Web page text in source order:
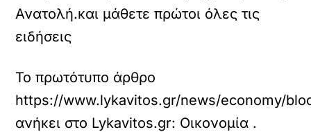
Ανατολή.και μάθετε πρώτοι όλες τις
ειδήσεις
Το πρωτότυπο άρθρο
https://www.lykavitos.gr/news/economy/
ανήκει στο Lykavitos.gr: Οικονομία .